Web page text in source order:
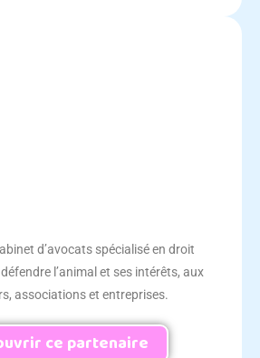
d’avocats spécialisé en droit
l’animal et ses intérêts, aux
associations et entreprises.
ce partenaire